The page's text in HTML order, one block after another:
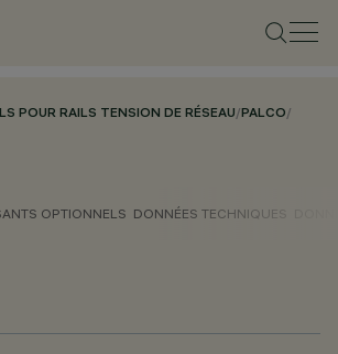
POUR RAILS TENSION DE RÉSEAU/PALCO/
OPTIONNELS DONNÉES TECHNIQUES